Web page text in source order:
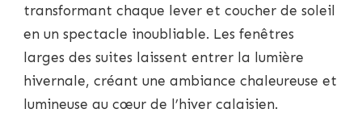
transformant chaque lever et coucher de soleil
en un spectacle inoubliable. Les fenêtres
larges des suites laissent entrer la lumière
hivernale, créant une ambiance chaleureuse et
lumineuse au cœur de l’hiver calaisien.